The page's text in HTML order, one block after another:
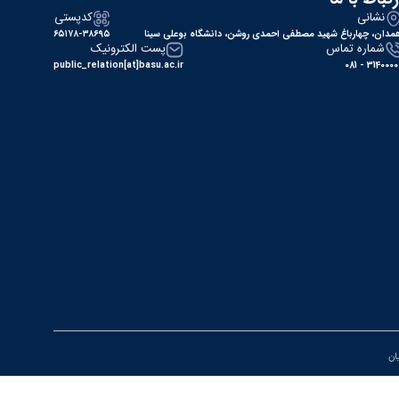
نشانی
چهارباغ شهید مصطفی احمدی روشن، دانشگاه بوعلی سینا
کدپستی
۶۵۱۷۸-۳۸۶۹۵
شماره تماس
31400000 -
پست الکترونیک
public_relation[at]basu.ac.ir